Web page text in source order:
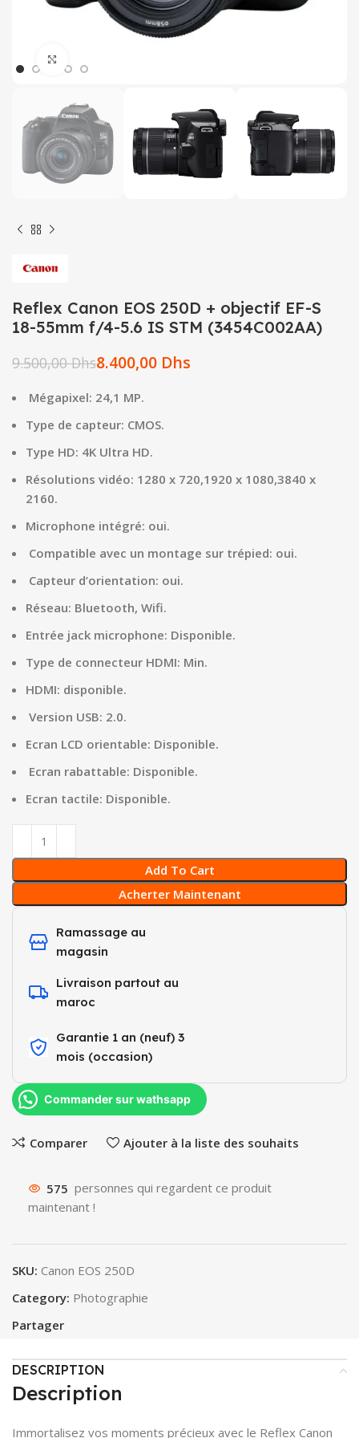
Reflex Canon EOS 250D + objectif EF-S
18-55mm f/4-5.6 IS STM (3454C002AA)
9.500,00Dhs8.400,00 Dhs
Mégapixel: 24,1 MP.
Type de capteur: CMOS.
Type HD: 4K Ultra HD.
Résolutions vidéo: 1280 x 720,1920 x 1080,3840 x
2160.
Microphone intégré: oui.
Compatible avec un montage sur trépied: oui.
Capteur d’orientation: oui.
Réseau: Bluetooth, Wifi.
Entrée jack microphone: Disponible.
Type de connecteur HDMI: Min.
HDMI: disponible.
Version USB: 2.0.
Ecran LCD orientable: Disponible.
Ecran rabattable: Disponible.
Ecran tactile: Disponible.
Add To Cart
Acherter Maintenant
Ramassage au
magasin
Livraison partout au
maroc
Garantie 1 an (neuf) 3
mois (occasion)​
Commander sur wathsapp
Comparer Ajouter à la liste des souhaits
575 personnes qui regardent ce produit
maintenant !
SKU: Canon EOS 250D
Category: Photographie
Partager
DESCRIPTION
Description
Immortalisez vos moments précieux avec le Reflex Canon